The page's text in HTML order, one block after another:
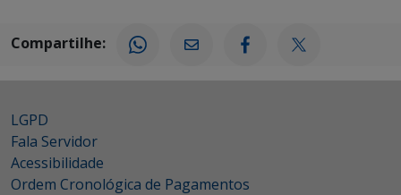
Compartilhe:
LGPD
Fala Servidor
Acessibilidade
Ordem Cronológica de Pagamentos